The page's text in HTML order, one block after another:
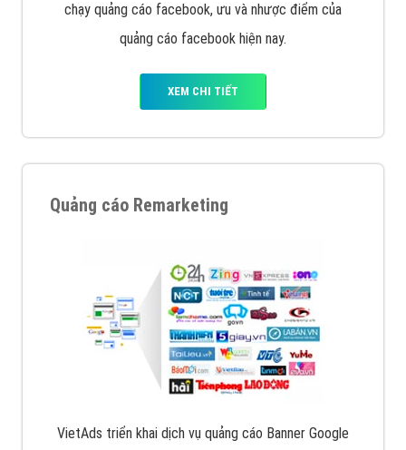
chạy quảng cáo facebook, ưu và nhược điểm của
quảng cáo facebook hiện nay.
XEM CHI TIẾT
Quảng cáo Remarketing
VietAds triển khai dịch vụ quảng cáo Banner Google